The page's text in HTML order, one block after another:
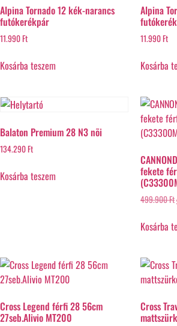
Alpina Tornado 12 kék-narancs
futókerékpár
11.990Ft
Kosárba teszem
Alpina
11.990Ft
Kosárba
Balaton Premium 28 N3 nõi
134.290Ft
Kosárba teszem fekete
499.900Ft
Kosárba
Cross Legend férfi 28 56cm
27seb.Alivio MT200
Cross